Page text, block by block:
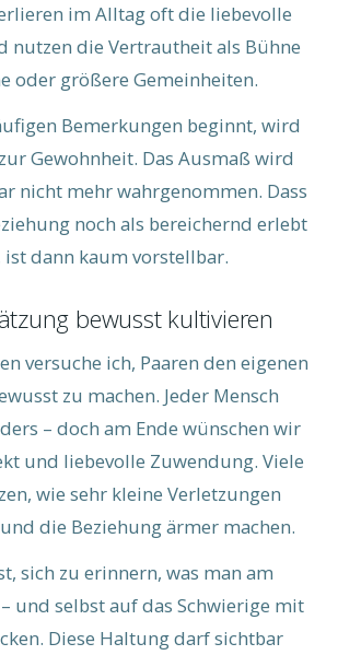
im Alltag oft die liebevolle
nutzen die Vertrautheit als Bühne
oder größere Gemeinheiten.
Bemerkungen beginnt, wird
Gewohnheit. Das Ausmaß wird
nicht mehr wahrgenommen. Dass
noch als bereichernd erlebt
dann kaum vorstellbar.
bewusst kultivieren
versuche ich, Paaren den eigenen
zu machen. Jeder Mensch
– doch am Ende wünschen wir
und liebevolle Zuwendung. Viele
wie sehr kleine Verletzungen
die Beziehung ärmer machen.
sich zu erinnern, was man am
und selbst auf das Schwierige mit
Diese Haltung darf sichtbar